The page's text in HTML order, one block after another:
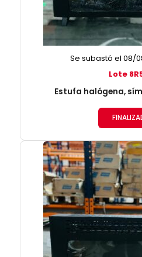
Se subastó el 08/
Lote
Estufa halógena,